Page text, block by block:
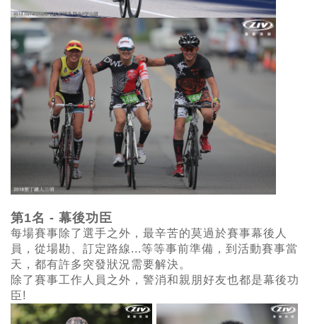
第1名 - 幕後功臣
每場賽事除了選手之外，最辛苦的莫過於賽事幕後人
員，從場勘、訂定路線...等等事前準備，到活動賽事當
天，都有許多突發狀況需要解決。
除了賽事工作人員之外，警消和親朋好友也都是幕後功
臣!